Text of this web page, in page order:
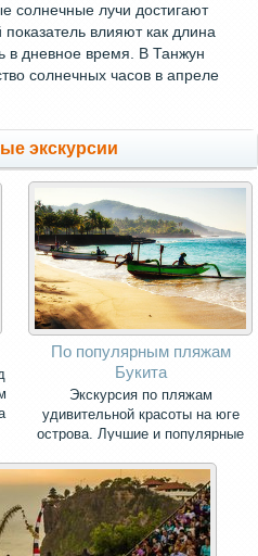
солнечные лучи достигают
влияют как длина
в дневное время. В Танжун
солнечных часов в апреле
экскурсии
По популярным пляжам
Букита
Экскурсия по пляжам
удивительной красоты на юге
острова. Лучшие и популярные